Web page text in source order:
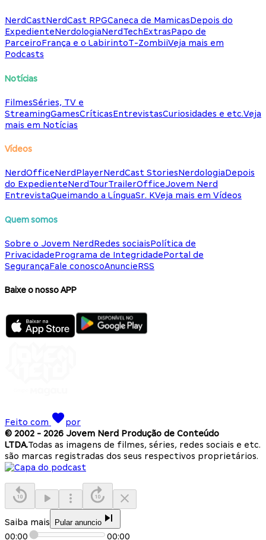
NerdCastNerdCast RPGCaneca de MamicasDepois do
ExpedienteNerdologiaNerdTechExtrasPapo de
ParceiroFrança e o LabirintoT-ZombiiVeja mais em
Podcasts
Notícias
FilmesSéries, TV e
StreamingGamesCríticasEntrevistasCuriosidades e etc.Veja
mais em Notícias
Vídeos
NerdOfficeNerdPlayerNerdCast StoriesNerdologiaDepois
do ExpedienteNerdTourTrailerOfficeJovem Nerd
EntrevistaQueimando a LínguaSr. KVeja mais em Vídeos
Quem somos
Sobre o Jovem NerdRedes sociaisPolítica de
PrivacidadePrograma de IntegridadePortal de
SegurançaFale conoscoAnuncieRSS
Baixe o nosso APP
Feito com
por
© 2002 - 2026 Jovem Nerd Produção de Conteúdo
LTDA.Todas as imagens de filmes, séries, redes sociais e etc.
são marcas registradas dos seus respectivos proprietários.
Saiba mais Pular anuncio
00:00 00:00